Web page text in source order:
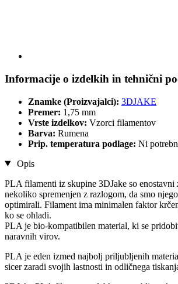
Informacije o izdelkih in tehnični
Znamke (Proizvajalci): 3DJAKE
Premer: 1,75 mm
Vrste izdelkov: Vzorci filamentov
Barva: Rumena
Prip. temperatura podlage: Ni
Opis
PLA filamenti iz skupine 3DJake so enostavni
nekoliko spremenjen z razlogom, da smo
optimirali. Filament ima minimalen faktor
ko se ohladi.
PLA je bio-kompatibilen material, ki se
naravnih virov.
PLA je eden izmed najbolj priljubljenih
sicer zaradi svojih lastnosti in odličnega